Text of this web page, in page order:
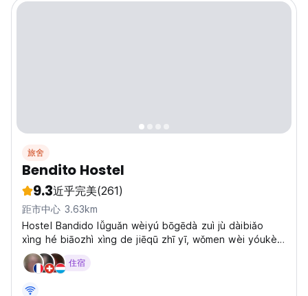
旅舍
Bendito Hostel
9.3近乎完美(261)
距市中心 3.63km
Hostel Bandido lǚguǎn wèiyú bōgēdà zuì jù dàibiǎo
xìng hé biāozhì xìng de jiēqū zhī yī, wǒmen wèi yóukè
tígōngle yīgè bīnzhìrúguī de kōngjiān, kěyǐ jìnqíng
xiǎngshòu bìng jiéshì láizì shìjiè gèdì de gèng duō rén.
住宿